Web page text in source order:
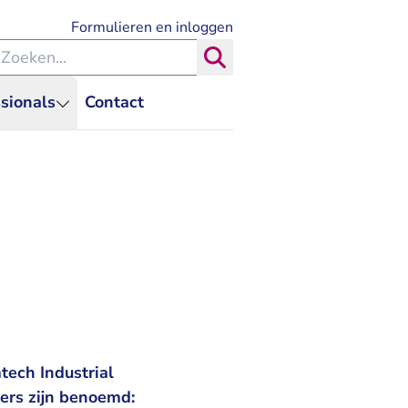
Contact
Formulieren en inloggen
binnen de Rechtspraak
Industrial
zijn benoemd: